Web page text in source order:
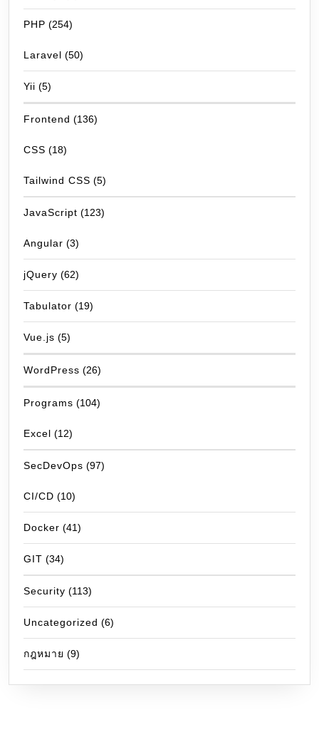
PHP (254)
Laravel (50)
Yii (5)
Frontend (136)
CSS (18)
Tailwind CSS (5)
JavaScript (123)
Angular (3)
jQuery (62)
Tabulator (19)
Vue.js (5)
WordPress (26)
Programs (104)
Excel (12)
SecDevOps (97)
CI/CD (10)
Docker (41)
GIT (34)
Security (113)
Uncategorized (6)
กฎหมาย (9)